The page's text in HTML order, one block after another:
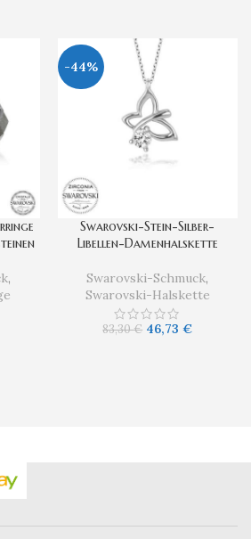
,
-44%
Swarovski-Stein-Silber-
Libellen-Damenhalskette
Swarovski-Schmuck,
Swarovski-Halskette
83,30€ 46,73€